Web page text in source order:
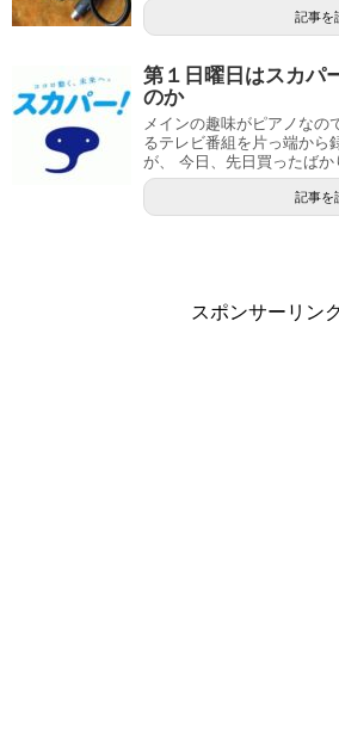
記事を
第１日曜日はスカパ
のか
メインの趣味がピアノなの
るテレビ番組を片っ端から
が、 今日、先日買ったばか
記事を
スポンサーリン